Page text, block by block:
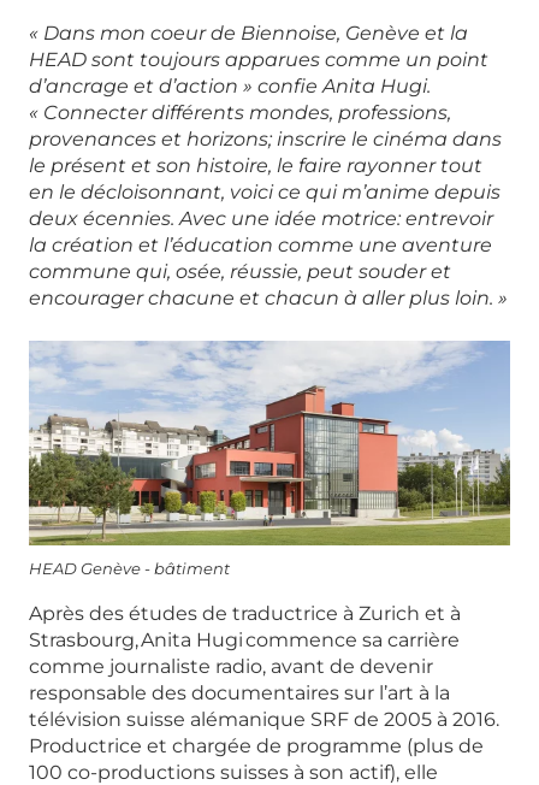
« Dans mon coeur de Biennoise, Genève et la
HEAD sont toujours apparues comme un point
d’ancrage et d’action » confie Anita Hugi.
« Connecter différents mondes, professions,
provenances et horizons; inscrire le cinéma dans
le présent et son histoire, le faire rayonner tout
en le décloisonnant, voici ce qui m’anime depuis
deux écennies. Avec une idée motrice: entrevoir
la création et l’éducation comme une aventure
commune qui, osée, réussie, peut souder et
encourager chacune et chacun à aller plus loin. »
HEAD Genève - bâtiment
Après des études de traductrice à Zurich et à
Strasbourg, Anita Hugi commence sa carrière
comme journaliste radio, avant de devenir
responsable des documentaires sur l’art à la
télévision suisse alémanique SRF de 2005 à 2016.
Productrice et chargée de programme (plus de
100 co-productions suisses à son actif), elle